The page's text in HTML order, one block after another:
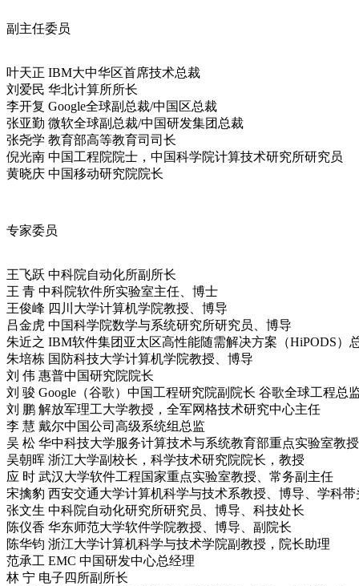
副主任委员
叶天正 IBM大中华区首席技术总裁
刘爱民 华北计算所所长
李开复 Google全球副总裁/中国区总裁
张亚勤 微软全球副总裁/中国研发集团总裁
张尧学 教育部高等教育司司长
倪光南 中国工程院院士，中国科学院计算技术研究所研究员
黄晓庆 中国移动研究院院长
专家委员
王飞跃 中科院自动化所副所长
王 青 中科院软件所实验室主任、博士
王俊峰 四川大学计算机学院教授、博导
吕金虎 中国科学院数学与系统研究所研究员、博导
朱近之 IBM软件集团亚太区高性能随需解决方案（HiPODS）
朱培栋 国防科技大学计算机学院教授、博导
刘 伟 惠普中国研究院院长
刘 骏 Google（谷歌）中国工程研究院副院长 谷歌全球工程总
刘 鹏 解放军理工大学教授，全军网格技术研究中心主任
李 慧 戴尔中国公司高级系统组总监
吴 松 华中科技大学服务计算技术与系统教育部重点实验室教
吴朝晖 浙江大学副校长，科学技术研究院院长，教授
应 时 武汉大学软件工程国家重点实验室教授、常务副主任
宋擒豹 西安交通大学计算机科学与技术系教授、博导、学科带
张文生 中科院自动化研究所研究员、博导、科技处长
陈仪香 华东师范大学软件学院教授、博导、副院长
陈华钧 浙江大学计算机科学与技术学院副教授，院长助理
范承工 EMC 中国研发中心总经理
林 宁 电子四所副所长